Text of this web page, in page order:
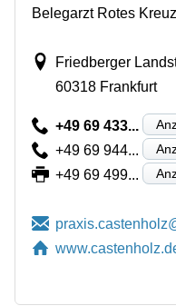
Belegarzt Rotes
Friedberger
60318 Frankfurt
+49 69 433...
+49 69 944...
+49 69 499...